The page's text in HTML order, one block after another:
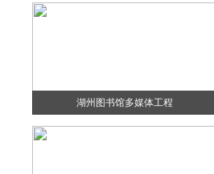
湖州图书馆多媒体工程